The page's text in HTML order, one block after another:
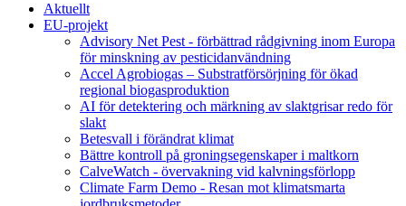
Aktuellt
EU-projekt
Advisory Net Pest - förbättrad rådgivning inom Europa
för minskning av pesticidanvändning
Accel Agrobiogas – Substratförsörjning för ökad
regional biogasproduktion
AI för detektering och märkning av slaktgrisar redo för
slakt
Betesvall i förändrat klimat
Bättre kontroll på groningsegenskaper i maltkorn
CalveWatch - övervakning vid kalvningsförlopp
Climate Farm Demo - Resan mot klimatsmarta